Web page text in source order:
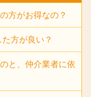
方がお得なの？
方が良い？
と、仲介業者に依